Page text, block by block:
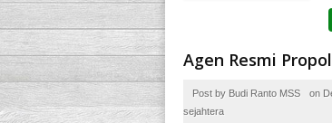
Agen Resmi
Post by Budi Ranto MSS on
sejahtera